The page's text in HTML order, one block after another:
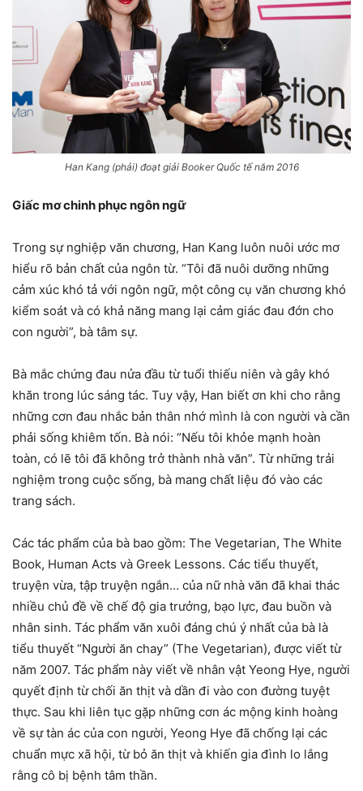
Han Kang (phải) đoạt giải Booker Quốc tế năm 2016
Giấc mơ chinh phục ngôn ngữ
Trong sự nghiệp văn chương, Han Kang luôn nuôi ước mơ
hiểu rõ bản chất của ngôn từ. “Tôi đã nuôi dưỡng những
cảm xúc khó tả với ngôn ngữ, một công cụ văn chương khó
kiểm soát và có khả năng mang lại cảm giác đau đớn cho
con người”, bà tâm sự.
Bà mắc chứng đau nửa đầu từ tuổi thiếu niên và gây khó
khăn trong lúc sáng tác. Tuy vậy, Han biết ơn khi cho rằng
những cơn đau nhắc bản thân nhớ mình là con người và cần
phải sống khiêm tốn. Bà nói: “Nếu tôi khỏe mạnh hoàn
toàn, có lẽ tôi đã không trở thành nhà văn”. Từ những trải
nghiệm trong cuộc sống, bà mang chất liệu đó vào các
trang sách.
Các tác phẩm của bà bao gồm: The Vegetarian, The White
Book, Human Acts và Greek Lessons. Các tiểu thuyết,
truyện vừa, tập truyện ngắn… của nữ nhà văn đã khai thác
nhiều chủ đề về chế độ gia trưởng, bạo lực, đau buồn và
nhân sinh. Tác phẩm văn xuôi đáng chú ý nhất của bà là
tiểu thuyết “Người ăn chay” (The Vegetarian), được viết từ
năm 2007. Tác phẩm này viết về nhân vật Yeong Hye, người
quyết định từ chối ăn thịt và dần đi vào con đường tuyệt
thực. Sau khi liên tục gặp những cơn ác mộng kinh hoàng
về sự tàn ác của con người, Yeong Hye đã chống lại các
chuẩn mực xã hội, từ bỏ ăn thịt và khiến gia đình lo lắng
rằng cô bị bệnh tâm thần.